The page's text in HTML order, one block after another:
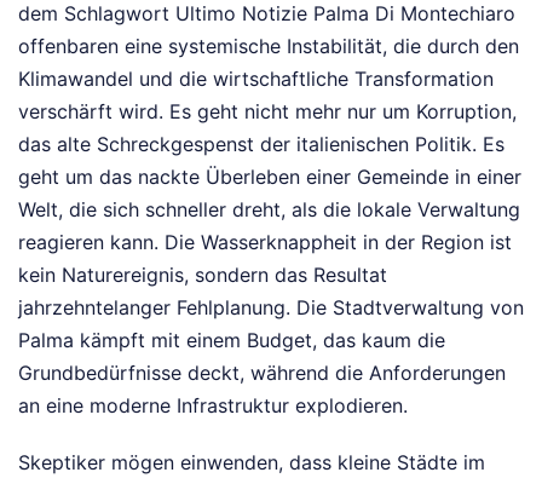
dem Schlagwort Ultimo Notizie Palma Di Montechiaro
offenbaren eine systemische Instabilität, die durch den
Klimawandel und die wirtschaftliche Transformation
verschärft wird. Es geht nicht mehr nur um Korruption,
das alte Schreckgespenst der italienischen Politik. Es
geht um das nackte Überleben einer Gemeinde in einer
Welt, die sich schneller dreht, als die lokale Verwaltung
reagieren kann. Die Wasserknappheit in der Region ist
kein Naturereignis, sondern das Resultat
jahrzehntelanger Fehlplanung. Die Stadtverwaltung von
Palma kämpft mit einem Budget, das kaum die
Grundbedürfnisse deckt, während die Anforderungen
an eine moderne Infrastruktur explodieren.
Skeptiker mögen einwenden, dass kleine Städte im